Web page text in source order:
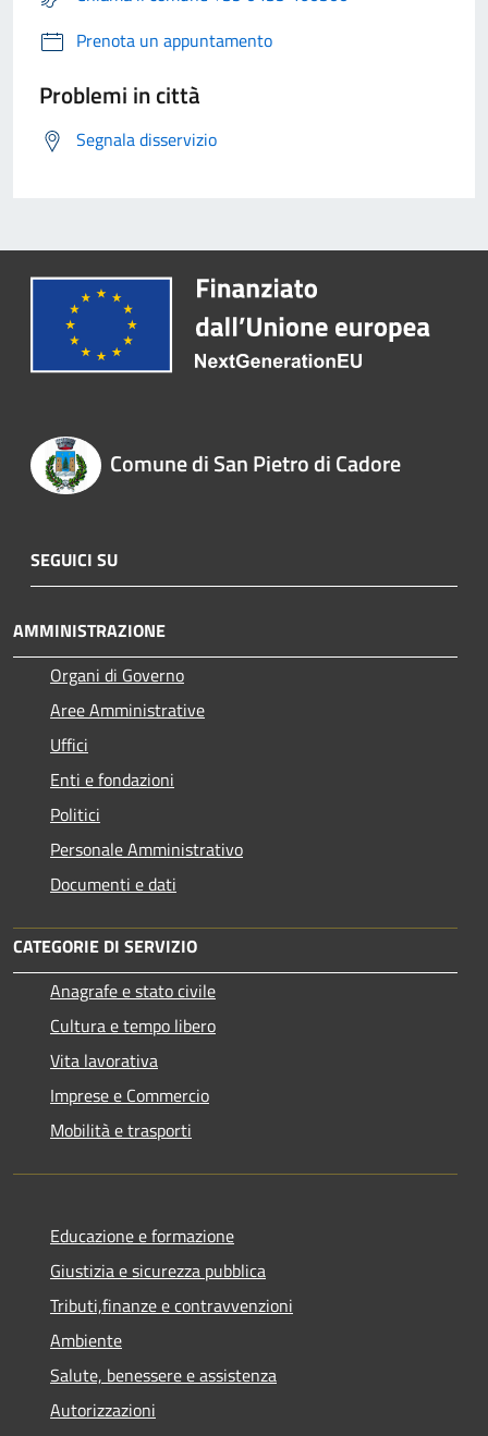
Prenota un appuntamento
Problemi in città
Segnala disservizio
Comune di San Pietro di Cadore
SEGUICI SU
AMMINISTRAZIONE
Organi di Governo
Aree Amministrative
Uffici
Enti e fondazioni
Politici
Personale Amministrativo
Documenti e dati
CATEGORIE DI SERVIZIO
Anagrafe e stato civile
Cultura e tempo libero
Vita lavorativa
Imprese e Commercio
Mobilità e trasporti
Educazione e formazione
Giustizia e sicurezza pubblica
Tributi,finanze e contravvenzioni
Ambiente
Salute, benessere e assistenza
Autorizzazioni